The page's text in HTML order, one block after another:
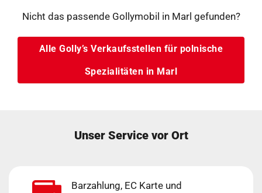
Nicht das passende Gollymobil in Marl gefunden?
Alle Golly’s Verkaufsstellen für polnische
Spezialitäten in Marl
Unser Service vor Ort
Barzahlung, EC Karte und